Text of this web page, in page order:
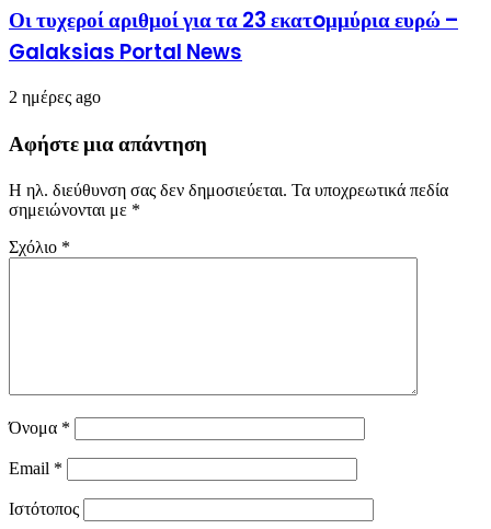
Οι τυχεροί αριθμοί για τα 23 εκατoμμύρια ευρώ –
Galaksias Portal News
2 ημέρες ago
Αφήστε μια απάντηση
Η ηλ. διεύθυνση σας δεν δημοσιεύεται. Τα υποχρεωτικά πεδία
σημειώνονται με *
Σχόλιο *
Όνομα *
Email *
Ιστότοπος